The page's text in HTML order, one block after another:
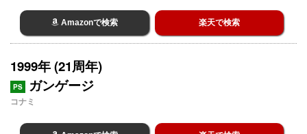
Amazonで検索 楽天で検索
1999年 (21周年)
PS ガンゲージ
コナミ